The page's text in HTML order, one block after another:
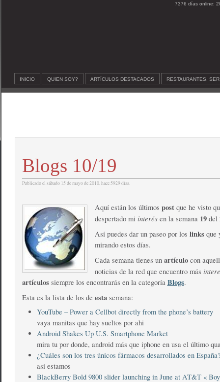
7376 días online:
INICIO QUIEN SOY? ARTÍCULOS DESTACADOS RESTAURANTES,
Blogs 10/19
Publicado el sábado 15 de mayo de 2010, hace 5929 días.
Aquí están los últimos postque he visto
despertado mi interésen la semana 19del
Así puedes dar un paseo por los linksque
mirando estos días.
Cada semana tienes un artículocon
noticias de la red que encuentro más
artículossiempre los encontrarás en la categoría Blogs.
Esta es la lista de los de esta semana:
YouTube – Power a Cellbot directly from the phone’s battery
vaya manitas que hay sueltos por ahi
Android Shakes Up U.S. Smartphone Market
mira tu por donde, android más que iphone en usa el último
¿Cuáles son los tres únicos fármacos desarrollados en
así estamos
BlackBerry Bold 9800 slider launching in June at AT&T «